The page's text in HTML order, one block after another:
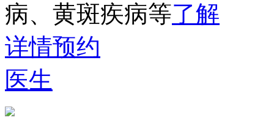
病、黄斑疾病等了解
详情预约
医生